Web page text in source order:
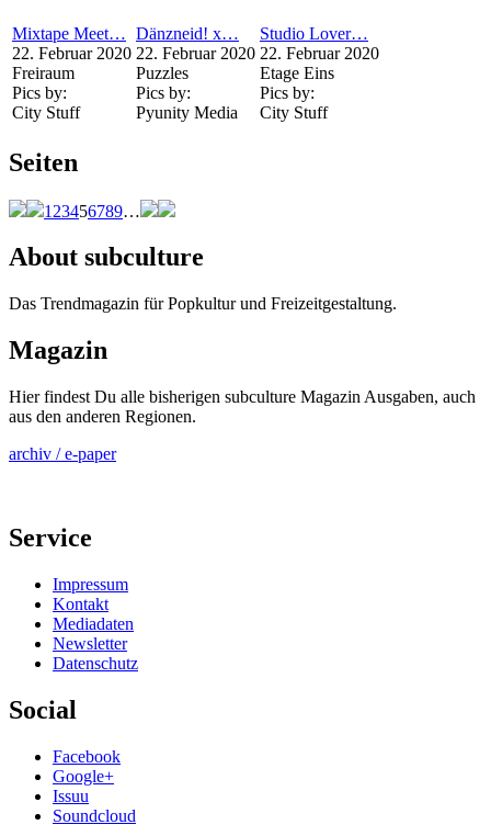
Mixtape Meet…
22. Februar 2020
Freiraum
Pics by:
City Stuff
Dänzneid! x…
22. Februar 2020
Puzzles
Pics by:
Pyunity Media
Studio Lover…
22. Februar 2020
Etage Eins
Pics by:
City Stuff
Seiten
1 23456789…
About subculture
Das Trendmagazin für Popkultur und Freizeitgestaltung.
Magazin
Hier findest Du alle bisherigen subculture Magazin Ausgaben, auch
aus den anderen Regionen.
archiv / e-paper
Service
Impressum
Kontakt
Mediadaten
Newsletter
Datenschutz
Social
Facebook
Google+
Issuu
Soundcloud